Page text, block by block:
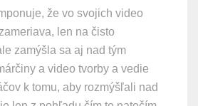
že vo svojich video
len na čisto
zamýšla sa aj nad tým
a video tvorby a vedie
k tomu, aby rozmýšľali nad